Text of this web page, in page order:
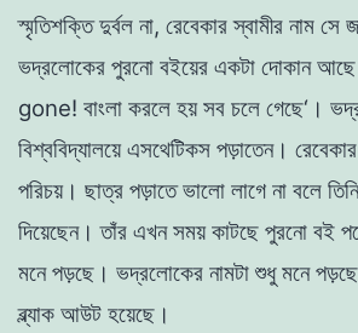
স্মৃতিশক্তিদুর্বল না, রেবেকারস্বামীর নাম সে
ভদ্রলােকের পুরনো বইয়ের একটা দোকানআছে
gone! বাংলা করলে হয়সব চলে গেছে‘ ।
বিশ্ববিদ্যালয়েএসথেটিকস পড়াতেন। রেবেকার
পরিচয়। ছাত্র পড়াতেভালাে লাগে না বলে
দিয়েছেন।তাঁর এখনসময়কাটছে পুরনাে বই
মনেপড়ছে । ভদ্রলােকের নামটা শুধুমনেপড়ছে
ব্ল্যাক আউট হয়েছে ।